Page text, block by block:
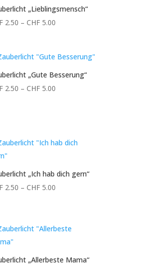
„Lieblingsmensch“
2.50 – CHF 5.00
CHF 5.00
„Gute Besserung“
2.50 – CHF 5.00
„Ich hab dich gern“
2.50 – CHF 5.00
CHF 5.00
„Allerbeste Mama“